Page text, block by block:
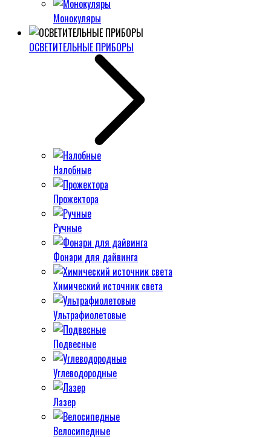
Монокуляры
ОСВЕТИТЕЛЬНЫЕ ПРИБОРЫ
Налобные
Прожектора
Ручные
Фонари для дайвинга
Химический источник света
Ультрафиолетовые
Подвесные
Углеводородные
Лазер
Велосипедные